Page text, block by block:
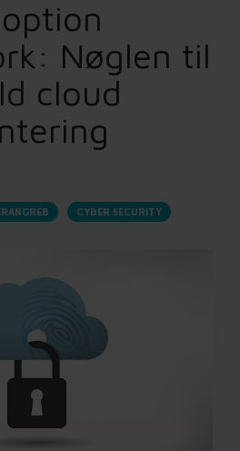
Nøglen til
cloud
CYBER SECURITY